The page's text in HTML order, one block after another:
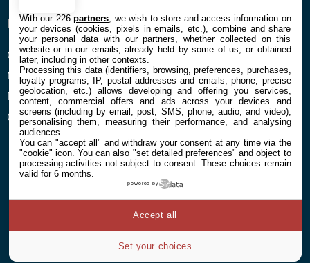
ENTREPRISE
Confidentialité et Cookies
Mentions légales et CGU
Préférences Cookies
Qui sommes nous
À PROPOS
Contact
With our 226partners , we wish to store and access information on
your devices (cookies, pixels in emails, etc.), combine and share
your personal data with our partners, whether collected on this
website or in our emails, already held by some of us, or obtained
later, including in other contexts.
Processing this data (identifiers, browsing, preferences, purchases,
loyalty programs, IP, postal addresses and emails, phone, precise
geolocation, etc.) allows developing and offering you services,
content, commercial offers and ads across your devices and
screens (including by email, post, SMS, phone, audio, and video),
personalising them, measuring their performance, and analysing
audiences.
You can "accept all" and withdraw your consent at any time via the
"cookie" icon. You can also "set detailed preferences" and object to
processing activities not subject to consent. These choices remain
valid for 6 months.
powered by
Set your choices
Accept all